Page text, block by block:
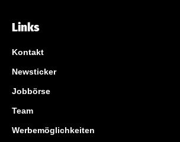
Links
Kontakt
Newsticker
Jobbörse
Team
Werbemöglichkeiten